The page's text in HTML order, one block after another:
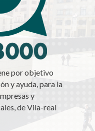
por objetivo
y ayuda, para la
y
de Vila-real